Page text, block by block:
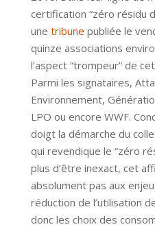
certification “zéro résidu
une tribune publiée le
quinze associations
l’aspect “trompeur” de
Parmi les signataires,
Environnement,
LPO ou encore WWF.
doigt la démarche du
qui revendique le “zéro
plus d’être inexact, cet
absolument pas aux
réduction de l’utilisation
donc les choix des